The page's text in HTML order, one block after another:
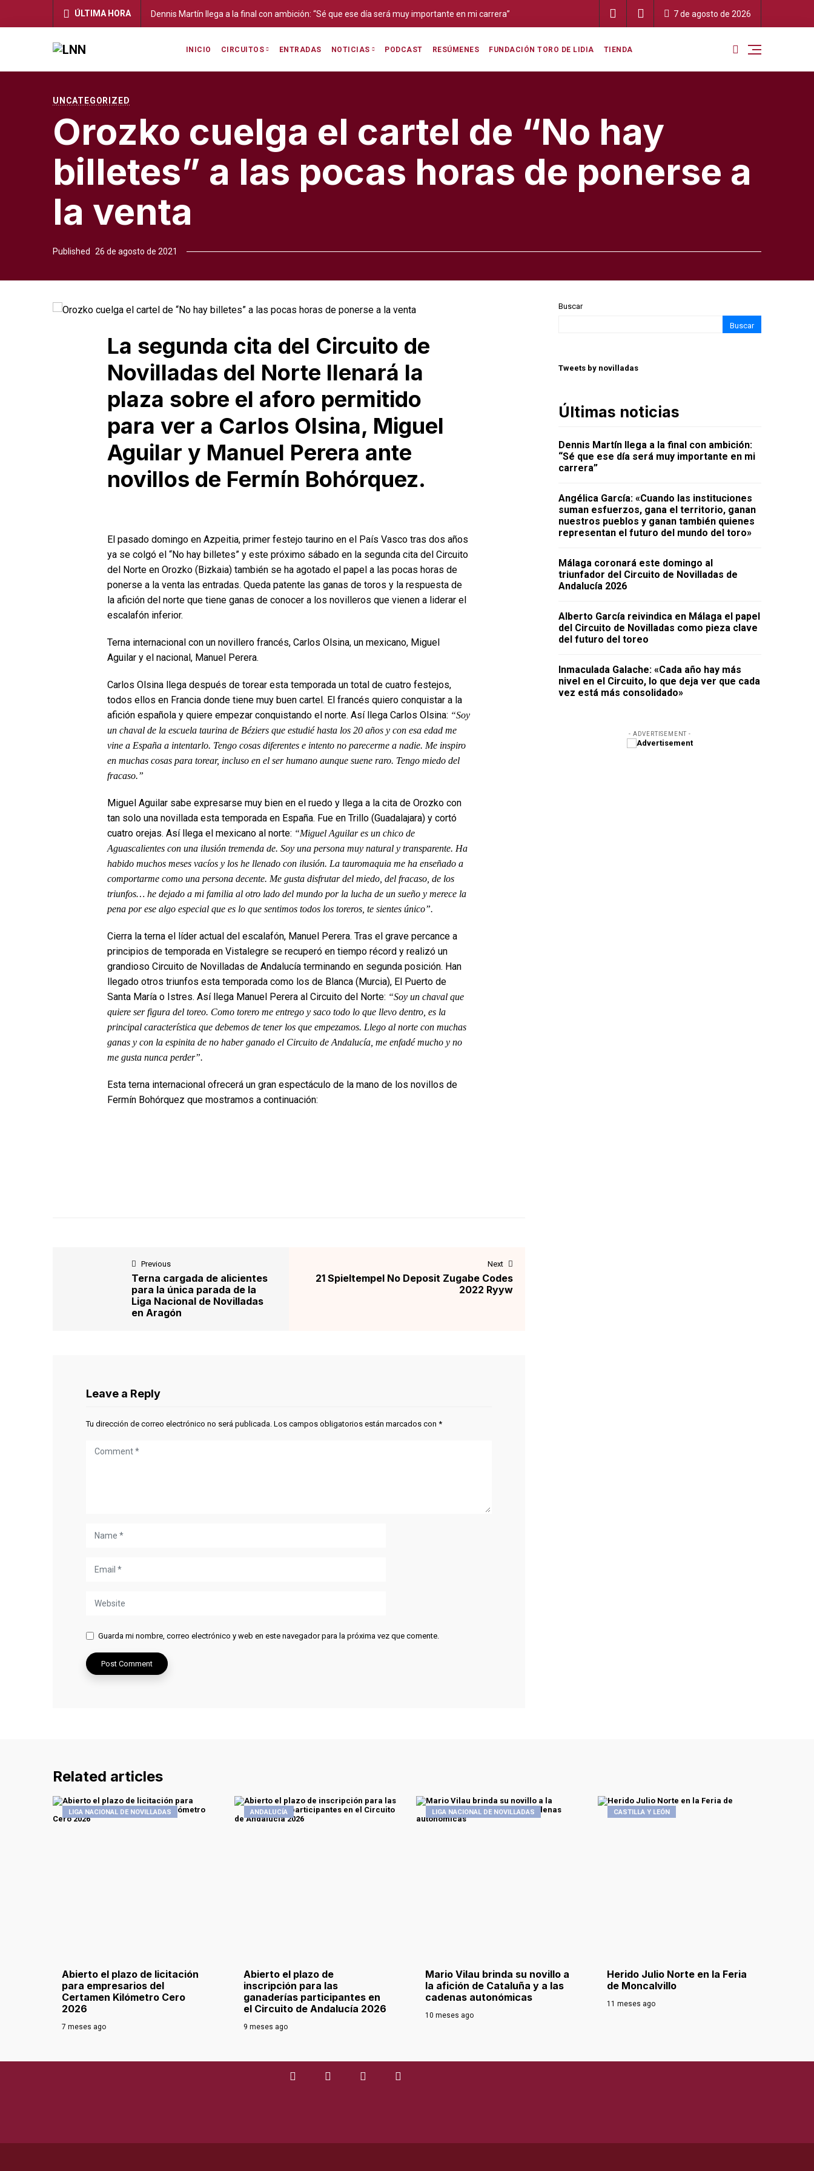
ÚLTIMA HORA
final con ambición: “Sé que ese día será muy importante en mi carrera”
Angélica García: «Cuando las instituciones suman esfuerzos, gana el territorio, ganan nuestros pueblos y ganan
también quienes representan el futuro del mundo del toro»
7 de agosto de 2026
INICIO CIRCUITOS ENTRADAS NOTICIAS PODCAST RESÚMENES FUNDACIÓN TORO DE LIDIA TIENDA
UNCATEGORIZED
Orozko cuelga el cartel de “No hay
billetes” a las pocas horas de ponerse a
la venta
Published 26 de agosto de 2021
La segunda cita del Circuito de
Novilladas del Norte llenará la
plaza sobre el aforo permitido
para ver a Carlos Olsina, Miguel
Aguilar y Manuel Perera ante
novillos de Fermín Bohórquez.
El pasado domingo en Azpeitia, primer festejo taurino en el País Vasco tras dos años
ya se colgó el “No hay billetes” y este próximo sábado en la segunda cita del Circuito
del Norte en Orozko (Bizkaia) también se ha agotado el papel a las pocas horas de
ponerse a la venta las entradas. Queda patente las ganas de toros y la respuesta de
la afición del norte que tiene ganas de conocer a los novilleros que vienen a liderar el
escalafón inferior.
Terna internacional con un novillero francés, Carlos Olsina, un mexicano, Miguel
Aguilar y el nacional, Manuel Perera.
Carlos Olsina llega después de torear esta temporada un total de cuatro festejos,
todos ellos en Francia donde tiene muy buen cartel. El francés quiero conquistar a la
afición española y quiere empezar conquistando el norte. Así llega Carlos Olsina: “Soy
un chaval de la escuela taurina de Béziers que estudié hasta los 20 años y con esa edad me
vine a España a intentarlo. Tengo cosas diferentes e intento no parecerme a nadie. Me inspiro
en muchas cosas para torear, incluso en el ser humano aunque suene raro. Tengo miedo del
fracaso.”
Miguel Aguilar sabe expresarse muy bien en el ruedo y llega a la cita de Orozko con
tan solo una novillada esta temporada en España. Fue en Trillo (Guadalajara) y cortó
cuatro orejas. Así llega el mexicano al norte: “Miguel Aguilar es un chico de
Aguascalientes con una ilusión tremenda de. Soy una persona muy natural y transparente. Ha
habido muchos meses vacíos y los he llenado con ilusión. La tauromaquia me ha enseñado a
comportarme como una persona decente. Me gusta disfrutar del miedo, del fracaso, de los
triunfos… he dejado a mi familia al otro lado del mundo por la lucha de un sueño y merece la
pena por ese algo especial que es lo que sentimos todos los toreros, te sientes único”.
Cierra la terna el líder actual del escalafón, Manuel Perera. Tras el grave percance a
principios de temporada en Vistalegre se recuperó en tiempo récord y realizó un
grandioso Circuito de Novilladas de Andalucía terminando en segunda posición. Han
llegado otros triunfos esta temporada como los de Blanca (Murcia), El Puerto de
Santa María o Istres. Así llega Manuel Perera al Circuito del Norte: “Soy un chaval que
quiere ser figura del toreo. Como torero me entrego y saco todo lo que llevo dentro, es la
principal característica que debemos de tener los que empezamos. Llego al norte con muchas
ganas y con la espinita de no haber ganado el Circuito de Andalucía, me enfadé mucho y no
me gusta nunca perder”.
Esta terna internacional ofrecerá un gran espectáculo de la mano de los novillos de
Fermín Bohórquez que mostramos a continuación:
Previous
Terna cargada de alicientes
para la única parada de la
Liga Nacional de Novilladas
en Aragón
Next
21 Spieltempel No Deposit Zugabe Codes
2022 Ryyw
Leave a Reply
Tu dirección de correo electrónico no será publicada. Los campos obligatorios están marcados con *
Guarda mi nombre, correo electrónico y web en este navegador para la próxima vez que comente.
Buscar
Buscar
Tweets by novilladas
Últimas noticias
Dennis Martín llega a la final con ambición:
“Sé que ese día será muy importante en mi
carrera”
Angélica García: «Cuando las instituciones
suman esfuerzos, gana el territorio, ganan
nuestros pueblos y ganan también quienes
representan el futuro del mundo del toro»
Málaga coronará este domingo al
triunfador del Circuito de Novilladas de
Andalucía 2026
Alberto García reivindica en Málaga el papel
del Circuito de Novilladas como pieza clave
del futuro del toreo
Inmaculada Galache: «Cada año hay más
nivel en el Circuito, lo que deja ver que cada
vez está más consolidado»
- ADVERTISEMENT -
Related articles
LIGA NACIONAL DE NOVILLADAS
Abierto el plazo de licitación
para empresarios del
Certamen Kilómetro Cero
2026
7 meses ago
ANDALUCÍA
Abierto el plazo de
inscripción para las
ganaderías participantes en
el Circuito de Andalucía 2026
9 meses ago
LIGA NACIONAL DE NOVILLADAS
Mario Vilau brinda su novillo a
la afición de Cataluña y a las
cadenas autonómicas
10 meses ago
CASTILLA Y LEÓN
Herido Julio Norte en la Feria
de Moncalvillo
11 meses ago